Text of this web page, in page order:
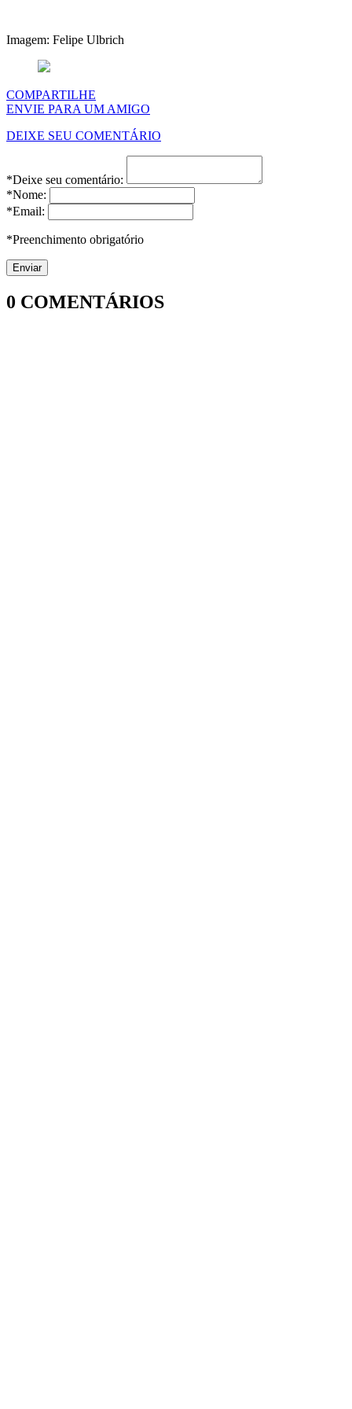
Imagem: Felipe Ulbrich
COMPARTILHE
ENVIE PARA UM AMIGO
DEIXE SEU COMENTÁRIO
*Deixe seu comentário:
*Nome:
*Email:
*Preenchimento obrigatório
0 COMENTÁRIOS